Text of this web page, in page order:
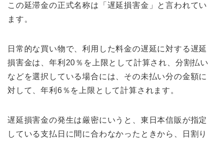
この延滞金の正式名称は「遅延損害金」と言われてい
ます。
日常的な買い物で、利用した料金の遅延に対する遅延
損害金は、年利20％を上限として計算され、分割払い
などを選択している場合には、その未払い分の金額に
対して、年利6％を上限として計算されます。
遅延損害金の発生は厳密にいうと、東日本信販が指定
している支払日に間に合わなかったときから、日割り